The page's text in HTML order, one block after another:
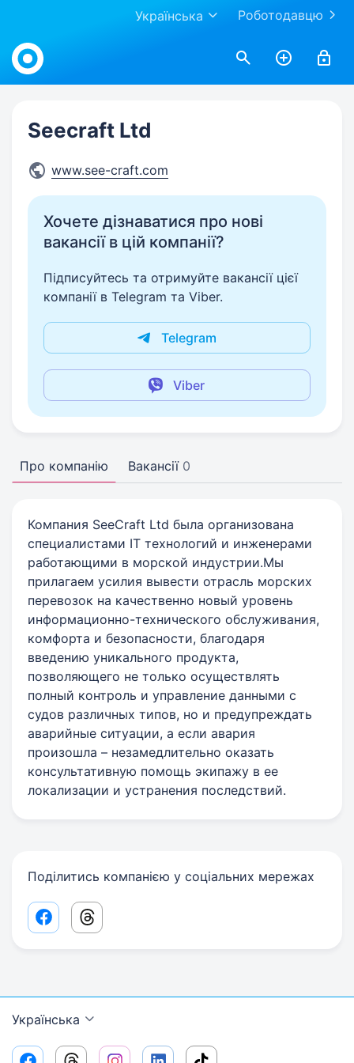
Роботодавцю
Українська
Work.ua
Seecraft Ltd
www.see-craft.com
Хочете дізнаватися про нові
вакансії в цій компанії?
Підписуйтесь та отримуйте вакансії цієї
компанії в Telegram та Viber.
Telegram
Viber
Про компанію Вакансії 0
Компания SeeCraft Ltd была организована
специалистами IT технологий и инженерами
работающими в морской индустрии.Мы
прилагаем усилия вывести отрасль морских
перевозок на качественно новый уровень
информационно-технического обслуживания,
комфорта и безопасности, благодаря
введению уникального продукта,
позволяющего не только осуществлять
полный контроль и управление данными с
судов различных типов, но и предупреждать
аварийные ситуации, а если авария
произошла – незамедлительно оказать
консультативную помощь экипажу в ее
локализации и устранения последствий.
Поділитись компанією у соціальних мережах
Facebook share link
Threads share link
Українська